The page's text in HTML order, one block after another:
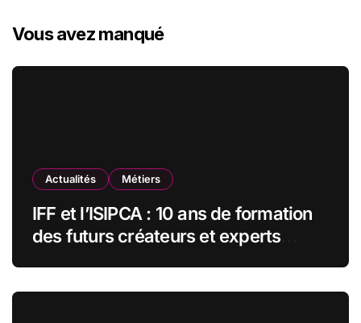
c
e
Vous avez manqué
Actualités Métiers
IFF et l’ISIPCA : 10 ans de formation
des futurs créateurs et experts